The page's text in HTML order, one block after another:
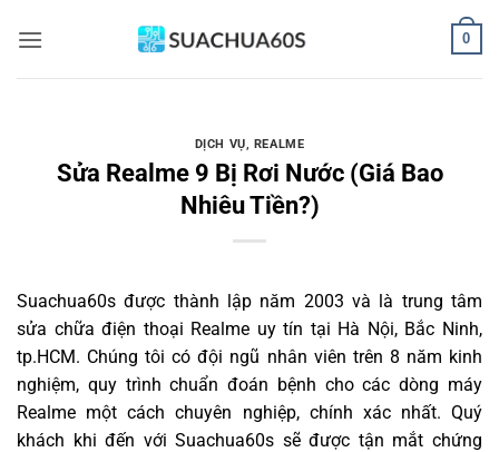
qua
0
DỊCH VỤ, REALME
Sửa Realme 9 Bị Rơi Nước (Giá Bao
Nhiêu Tiền?)
Suachua60s được thành lập năm 2003 và là trung tâm
sửa chữa điện thoại Realme uy tín tại Hà Nội, Bắc Ninh,
tp.HCM. Chúng tôi có đội ngũ nhân viên trên 8 năm kinh
nghiệm, quy trình chuẩn đoán bệnh cho các dòng máy
Realme một cách chuyên nghiệp, chính xác nhất. Quý
khách khi đến với Suachua60s sẽ được tận mắt chứng